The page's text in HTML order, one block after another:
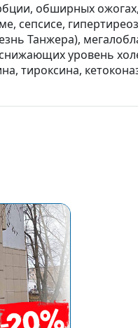
обширных
сепсисе,
Танжера),
уровень
тироксина,